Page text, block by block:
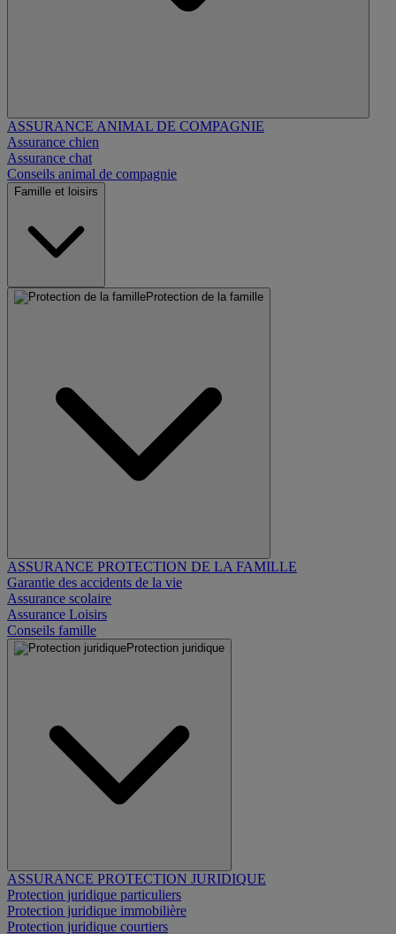
ASSURANCE ANIMAL DE COMPAGNIE
Assurance chien
Assurance chat
Conseils animal de compagnie
Famille et loisirs
Protection de la famille
ASSURANCE PROTECTION DE LA FAMILLE
Garantie des accidents de la vie
Assurance scolaire
Assurance Loisirs
Conseils famille
Protection juridique
ASSURANCE PROTECTION JURIDIQUE
Protection juridique particuliers
Protection juridique immobilière
Protection juridique courtiers